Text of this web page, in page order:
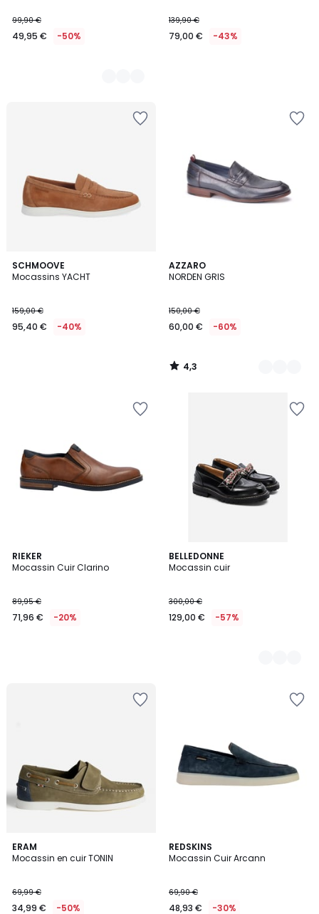
99,90 €
49,95 € -50%
139,90 €
79,00 € -43%
SCHMOOVE
Mocassins YACHT
159,00 €
95,40 € -40%
AZZARO
NORDEN GRIS
150,00 €
60,00 € -60%
4,3
/ 5
2
Couleurs
4,3
/
RIEKER
Mocassin Cuir Clarino
89,95 €
71,96 € -20%
BELLEDONNE
Mocassin cuir
300,00 €
129,00 € -57%
2
Couleurs
ERAM
Mocassin en cuir TONIN
69,99 €
34,99 € -50%
REDSKINS
Mocassin Cuir Arcann
69,90 €
48,93 € -30%